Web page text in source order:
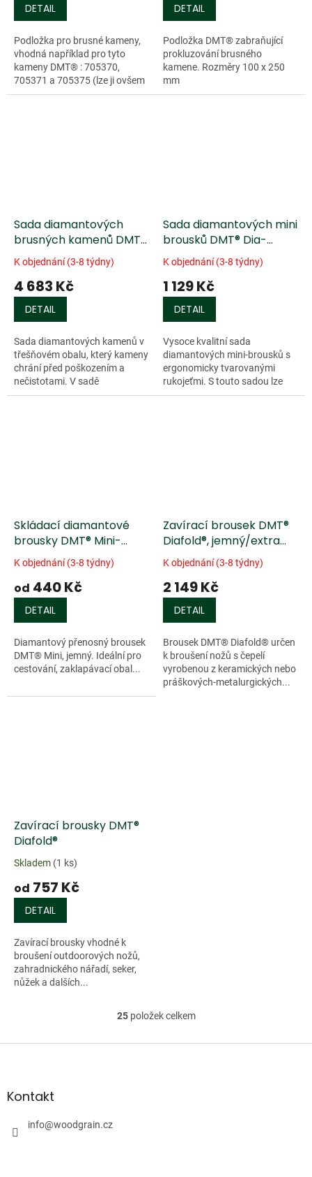
DETAIL
Podložka pro brusné kameny,
vhodná například pro tyto
kameny DMT® : 705370,
705371 a 705375 (lze ji ovšem
použít i pro jiné...
DETAIL
Podložka DMT® zabraňující
prokluzování brusného
kamene. Rozměry 100 x 250
mm
Sada diamantových
brusných kamenů DMT®
- 3 ks
K objednání (3-8 týdny)
4 683 Kč
DETAIL
Sada diamantových kamenů v
třešňovém obalu, který kameny
chrání před poškozením a
nečistotami. V sadě
naleznete...
Sada diamantových mini
brousků DMT® Dia-
Sharp® - 3 ks
K objednání (3-8 týdny)
1 129 Kč
DETAIL
Vysoce kvalitní sada
diamantových mini-brousků s
ergonomicky tvarovanými
rukojeťmi. S touto sadou lze
snadně brousit zahradnické
Skládací diamantové
brousky DMT® Mini-
Sharp®
K objednání (3-8 týdny)
od 440 Kč
DETAIL
Diamantový přenosný brousek
DMT® Mini, jemný. Ideální pro
cestování, zaklapávací obal...
Zavírací brousek DMT®
Diafold®, jemný/extra
jemný
K objednání (3-8 týdny)
2 149 Kč
DETAIL
Brousek DMT® Diafold® určen
k broušení nožů s čepelí
vyrobenou z keramických nebo
práškových-metalurgických...
Zavírací brousky DMT®
Diafold®
Skladem (1 ks)
od 757 Kč
DETAIL
Zavírací brousky vhodné k
broušení outdoorových nožů,
zahradnického nářadí, seker,
nůžek a dalších...
O
l
25položek celkem
Z
aKontakt
info@woodgrain.cz